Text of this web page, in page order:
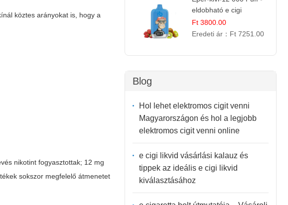
köztes arányokat is, hogy a
nikotint fogyasztottak; 12 mg
sokszor megfelelő átmenetet
eldobható e cigi
Ft 3800.00
Eredeti ár： Ft 7251.00
Blog
Hol lehet elektromos cigit venni
Magyarországon és hol a legjobb
elektromos cigit venni online
e cigi likvid vásárlási kalauz és
tippek az ideális e cigi likvid
kiválasztásához